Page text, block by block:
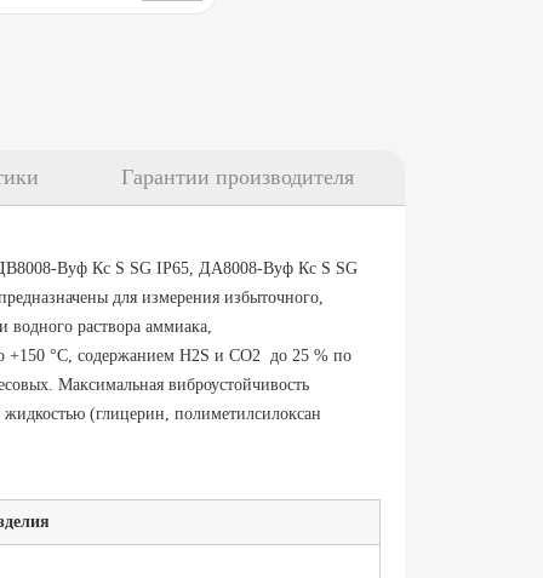
Гарантии производителя
Вуф Кс S SG IP65, ДА8008-Вуф Кс S SG
для измерения избыточного,
водного раствора аммиака,
+150 °С, содержанием Н2S и СO2 до 25 % по
Максимальная виброустойчивость
(глицерин, полиметилсилоксан